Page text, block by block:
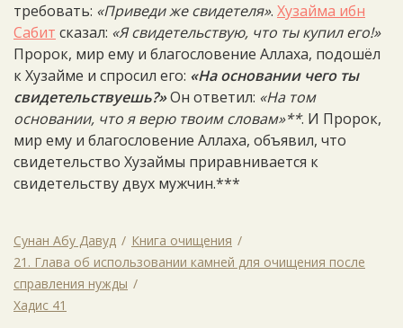
требовать: «Приведи же свидетеля». Хузайма ибн
Сабит сказал: «Я свидетельствую, что ты купил его!»
Пророк, мир ему и благословение Аллаха, подошёл
к Хузайме и спросил его: «На основании чего ты
свидетельствуешь?»Он ответил: «На том
основании, что я верю твоим словам»**. И Пророк,
мир ему и благословение Аллаха, объявил, что
свидетельство Хузаймы приравнивается к
свидетельству двух мужчин.***
Сунан Абу Давуд
Книга очищения
21. Глава об использовании камней для очищения после
справления нужды
Хадис 41